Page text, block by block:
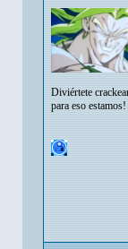
Diviértete
para eso estamos!